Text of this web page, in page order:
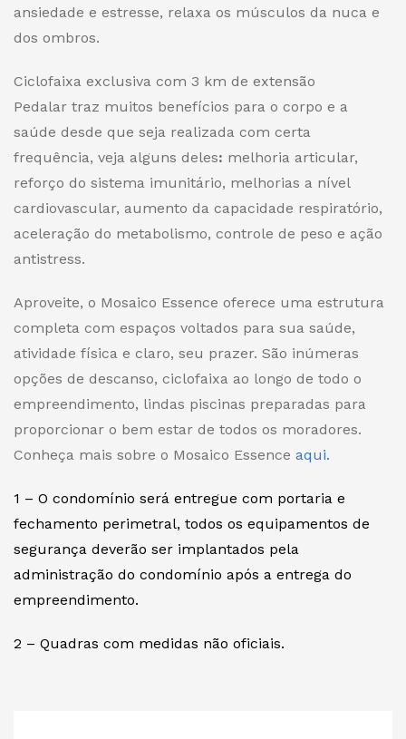
ansiedade e estresse, relaxa os músculos da nuca e
dos ombros.
Ciclofaixa exclusiva com 3 km de extensão
Pedalar traz muitos benefícios para o corpo e a
saúde desde que seja realizada com certa
frequência, veja alguns deles: melhoria articular,
reforço do sistema imunitário, melhorias a nível
cardiovascular, aumento da capacidade respiratório,
aceleração do metabolismo, controle de peso e ação
antistress.
Aproveite, o Mosaico Essence oferece uma estrutura
completa com espaços voltados para sua saúde,
atividade física e claro, seu prazer. São inúmeras
opções de descanso, ciclofaixa ao longo de todo o
empreendimento, lindas piscinas preparadas para
proporcionar o bem estar de todos os moradores.
Conheça mais sobre o Mosaico Essence aqui.
1 – O condomínio será entregue com portaria e
fechamento perimetral, todos os equipamentos de
segurança deverão ser implantados pela
administração do condomínio após a entrega do
empreendimento.
2 – Quadras com medidas não oficiais.